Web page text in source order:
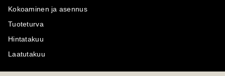
Kokoaminen ja asennus
Tuoteturva
Hintatakuu
Laatutakuu